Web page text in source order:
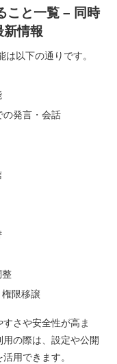
こと一覧 – 同時
新情報
以下の通りです。
の発言・会話
整
限移譲
さや安全性が高ま
の際は、設定や公開
用できます。